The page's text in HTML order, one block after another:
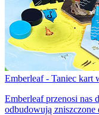
Emberleaf - Taniec kart
Emberleaf przenosi nas
odbudowują zniszczone